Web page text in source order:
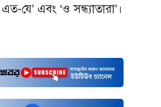
যে’ এবং ‘ও সন্ধ্যাতারা’।